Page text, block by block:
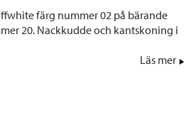
färg nummer 02 på bärande
20. Nackkudde och kantskoning i
Läs mer